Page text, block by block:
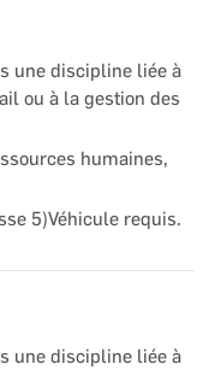
une discipline liée à
ou à la gestion des
humaines,
5)Véhicule requis.
une discipline liée à